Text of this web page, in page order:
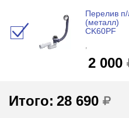
Перелив
(металл)
CK60PF
2 000
Итого: 28 690